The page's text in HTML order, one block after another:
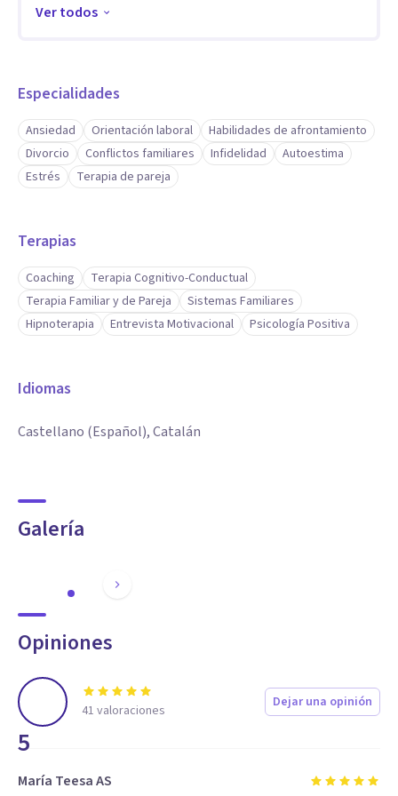
Ver todos
Especialidades
Ansiedad Orientación laboral
Habilidades de afrontamiento
Divorcio
Conflictos familiares Infidelidad
Autoestima
Estrés
Terapia de pareja
Terapias
Coaching
Terapia Cognitivo-Conductual
Terapia Familiar y de Pareja
Sistemas Familiares
Hipnoterapia
Entrevista Motivacional Psicología Positiva
Idiomas
Castellano (Español), Catalán
Galería
Opiniones
5
41 valoraciones Dejar una opinión
María Teesa AS